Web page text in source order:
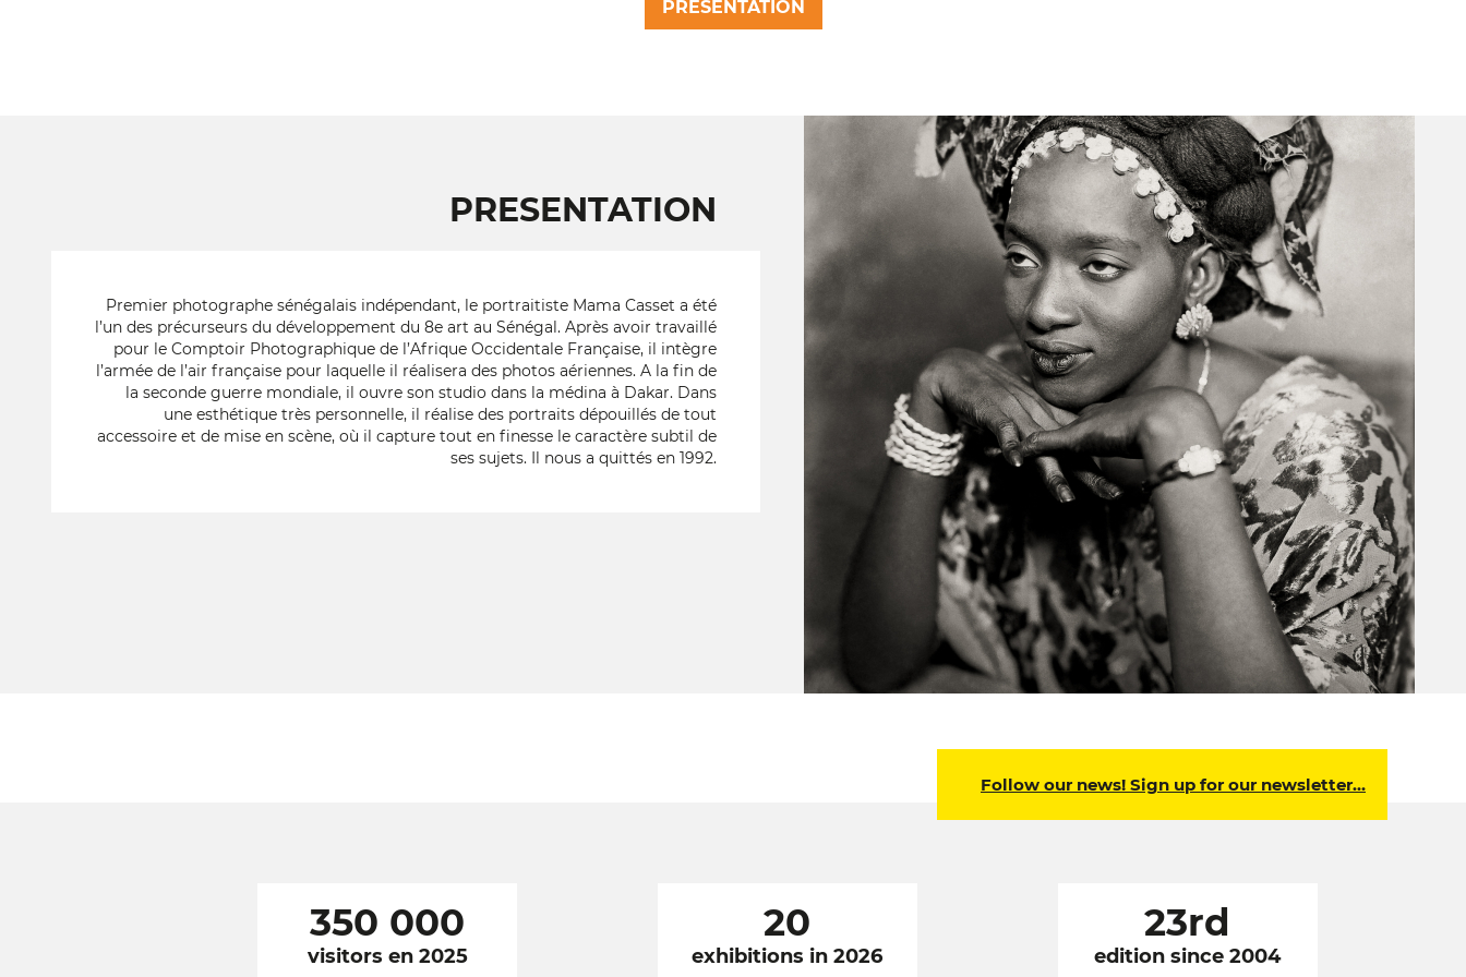
PRESENTATION
PRESENTATION
Premier photographe sénégalais indépendant, le portraitiste Mama Casset a été
l’un des précurseurs du développement du 8e art au Sénégal. Après avoir travaillé
pour le Comptoir Photographique de l’Afrique Occidentale Française, il intègre
l’armée de l’air française pour laquelle il réalisera des photos aériennes. A la fin de
la seconde guerre mondiale, il ouvre son studio dans la médina à Dakar. Dans
une esthétique très personnelle, il réalise des portraits dépouillés de tout
accessoire et de mise en scène, où il capture tout en finesse le caractère subtil de
ses sujets. Il nous a quittés en 1992.
Follow our news! Sign up for our newsletter…
350 000
visitors en 2025
20
exhibitions in 2026
23rd
edition since 2004